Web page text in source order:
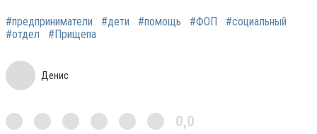
#предприниматели #дети #помощь #ФОП
#социальный
#отдел
#Прищепа
Денис
0,0